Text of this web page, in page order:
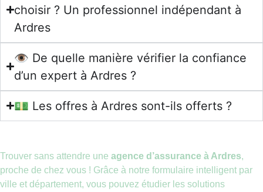
choisir ? Un professionnel indépendant à
Ardres
👁️ De quelle manière vérifier la confiance
d’un expert à Ardres ?
💵 Les offres à Ardres sont-ils offerts ?
Trouver sans attendre une agence d’assurance à Ardres,
proche de chez vous ! Grâce à notre formulaire intelligent par
ville et département, vous pouvez étudier les solutions